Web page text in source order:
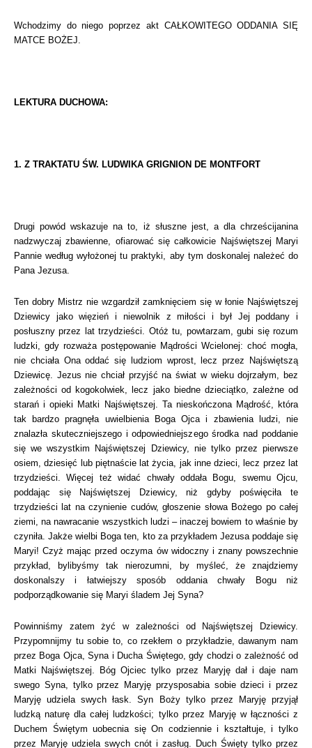
Wchodzimy do niego poprzez akt CAŁKOWITEGO ODDANIA SIĘ
MATCE BOŻEJ.
LEKTURA DUCHOWA:
1. Z TRAKTATU ŚW. LUDWIKA GRIGNION DE MONTFORT
Drugi powód wskazuje na to, iż słuszne jest, a dla chrześcijanina
nadzwyczaj zbawienne, ofiarować się całkowicie Najświętszej Maryi
Pannie według wyłożonej tu praktyki, aby tym doskonalej należeć do
Pana Jezusa.
Ten dobry Mistrz nie wzgardził zamknięciem się w łonie Najświętszej
Dziewicy jako więzień i niewolnik z miłości i był Jej poddany i
posłuszny przez lat trzydzieści. Otóż tu, powtarzam, gubi się rozum
ludzki, gdy rozważa postępowanie Mądrości Wcielonej: choć mogła,
nie chciała Ona oddać się ludziom wprost, lecz przez Najświętszą
Dziewicę. Jezus nie chciał przyjść na świat w wieku dojrzałym, bez
zależności od kogokolwiek, lecz jako biedne dzieciątko, zależne od
starań i opieki Matki Najświętszej. Ta nieskończona Mądrość, która
tak bardzo pragnęła uwielbienia Boga Ojca i zbawienia ludzi, nie
znalazła skuteczniejszego i odpowiedniejszego środka nad poddanie
się we wszystkim Najświętszej Dziewicy, nie tylko przez pierwsze
osiem, dziesięć lub piętnaście lat życia, jak inne dzieci, lecz przez lat
trzydzieści. Więcej też widać chwały oddała Bogu, swemu Ojcu,
poddając się Najświętszej Dziewicy, niż gdyby poświęciła te
trzydzieści lat na czynienie cudów, głoszenie słowa Bożego po całej
ziemi, na nawracanie wszystkich ludzi – inaczej bowiem to właśnie by
czyniła. Jakże wielbi Boga ten, kto za przykładem Jezusa poddaje się
Maryi! Czyż mając przed oczyma ów widoczny i znany powszechnie
przykład, bylibyśmy tak nierozumni, by myśleć, że znajdziemy
doskonalszy i łatwiejszy sposób oddania chwały Bogu niż
podporządkowanie się Maryi śladem Jej Syna?
Powinniśmy zatem żyć w zależności od Najświętszej Dziewicy.
Przypomnijmy tu sobie to, co rzekłem o przykładzie, dawanym nam
przez Boga Ojca, Syna i Ducha Świętego, gdy chodzi o zależność od
Matki Najświętszej. Bóg Ojciec tylko przez Maryję dał i daje nam
swego Syna, tylko przez Maryję przysposabia sobie dzieci i przez
Maryję udziela swych łask. Syn Boży tylko przez Maryję przyjął
ludzką naturę dla całej ludzkości; tylko przez Maryję w łączności z
Duchem Świętym uobecnia się On codziennie i kształtuje, i tylko
przez Maryję udziela swych cnót i zasług. Duch Święty tylko przez